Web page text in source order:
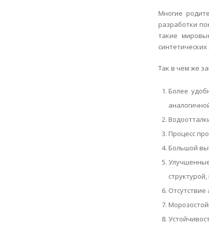
Многие
разработки
такие
синтетических
Так в чем же
Более
Процесс
Большой
Отсутствие